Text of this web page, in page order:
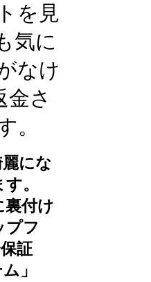
を見
気に
なけ
金さ
。
にな
。
裏付け
プフ
証
」